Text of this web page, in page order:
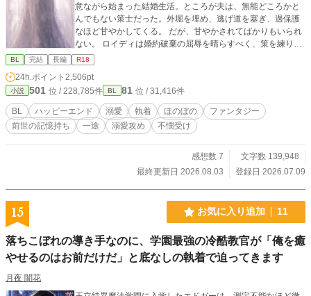
意ながら始まった結婚生活。ところが夫は、無能どころかと
んでもない策士だった。外堀を埋め、逃げ道を塞ぎ、過保護
なほど甘やかしてくる。 だが、甘やかされてばかりもいられ
ない。 ロイディは婚約破棄の屈辱を晴らすべく、策を練り始
める。 こう見えて前世は起業家。その経験を生かし、嫁ぎ先
にも利益をもたらしながら、自分を侮った連中を経済でぶん
殴れないかと考えたのだ。 そんな異様に沸点の低い妻に、策
士の夫も振り回されっぱなしで——！？ 無能を装う策士な執
着溺愛攻め×策士から逃げられない生意気ツンデレ受け🌱 腹
の探り合いといちゃつき多めの、デロ甘政略結婚BL。
BL 完結 長編 R18
24h.ポイント 2,506pt
小説 501 位 / 228,785件 BL 81 位 / 31,416件
BL ハッピーエンド 溺愛 執着 ほのぼの
ファンタジー
前世の記憶持ち
一途 溺愛攻め 不憫受け
感想数 7
文字数 139,948
最終更新日 2026.08.03
登録日 2026.07.09
15 お気に入り追加 11
落ちこぼれの導き手なのに、学園最強の冷酷教官が「俺を癒
やせるのはお前だけだ」と底なしの執着で迫ってきます
月夜 闇花